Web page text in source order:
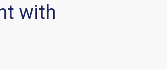
with